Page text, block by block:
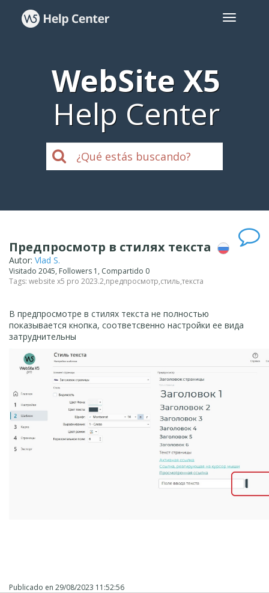
WebSite X5
Help Center
Предпросмотр в стилях текста
Autor: Vlad S.
Visitado 2045, Followers 1, Compartido 0
Tags: website x5 pro 2023.2,предпросмотр,стиль,текста
В предпросмотре в стилях текста не полностью
показывается кнопка, соответсвенно настройки ее вида
затруднительны
Publicado en 29/08/2023 11:52:56